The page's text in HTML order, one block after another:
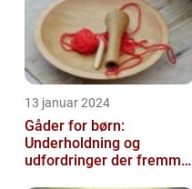
13 januar 2024
Gåder for børn:
Underholdning og
udfordringer der fremmer